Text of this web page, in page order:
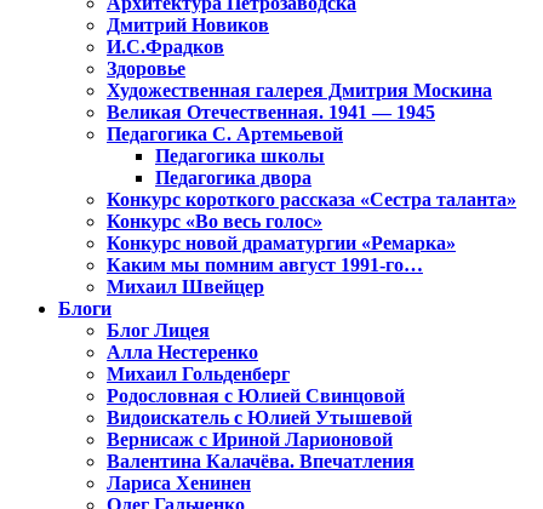
Дмитрий Новиков
И.С.Фрадков
Здоровье
Художественная галерея Дмитрия Москина
Великая Отечественная. 1941 — 1945
Педагогика С. Артемьевой
Педагогика школы
Педагогика двора
Конкурс короткого рассказа «Сестра таланта»
Конкурс «Во весь голос»
Конкурс новой драматургии «Ремарка»
Каким мы помним август 1991-го…
Михаил Швейцер
Блоги
Блог Лицея
Алла Нестеренко
Михаил Гольденберг
Родословная с Юлией Свинцовой
Видоискатель с Юлией Утышевой
Вернисаж с Ириной Ларионовой
Валентина Калачёва. Впечатления
Лариса Хенинен